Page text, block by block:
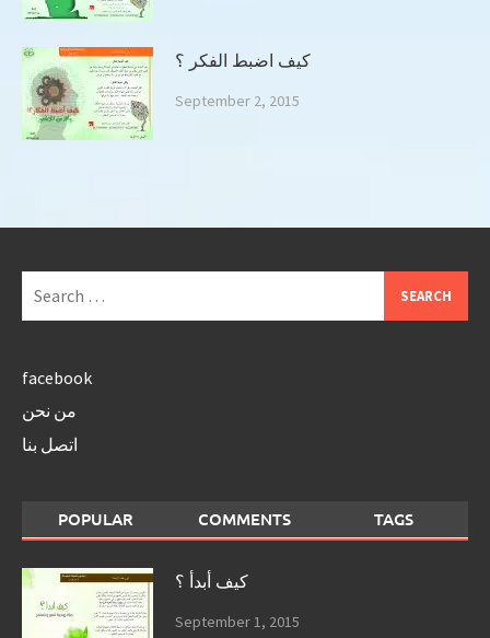
كيف اضبط الفكر ؟
September 2, 2015
for:
facebook
من نحن
اتصل بنا
POPULAR COMMENTS TAGS
كيف أبدأ ؟
September 1, 2015